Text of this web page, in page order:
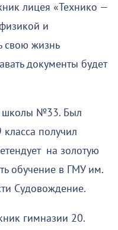
лицея «Технико —
и
свою жизнь
документы будет
школы №33. Был
получил
на золотую
обучение в ГМУ им.
Судовождение.
гимназии 20.